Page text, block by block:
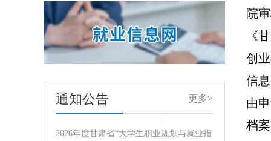
通知公告 更多>
信公众号shzsjy。 石化单招（陇南天水）
QQ群：194508493石化单招（平凉庆阳）
QQ群：434301688石化单招（白银定西）
QQ群：116103318石化单招（河西地区）
QQ群：707480505石化单招（其他地区）
QQ群：654…
各学院、相关部门：为加强高校大学生的
就业竞争力与创业能力，进一步加强就业
指导课程体系的建设与优化，建设一批重
学生服务与素质发展中心下发的《关于开
展2026年宏志助航计划线上课程建设课题
申报工作的通知》，现组织开展我校宏志
助航计划线上课程建设课题申报工作。各
2026-07-16
2026年度甘肃省“大学生职业规划与就业指导”专项课题推荐名单的公示
2026年度甘肃省“大学生职业规划与就业指
导”专项课题推荐名单的公示
院
《
创
信
由
档案